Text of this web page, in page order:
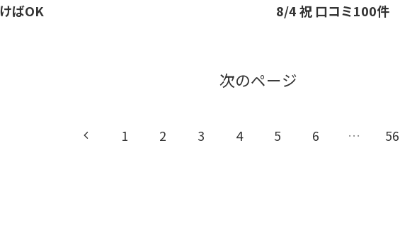
ばOK 8/4 祝 口コミ100件
次のページ
1 2 3 4 5 6 … 56